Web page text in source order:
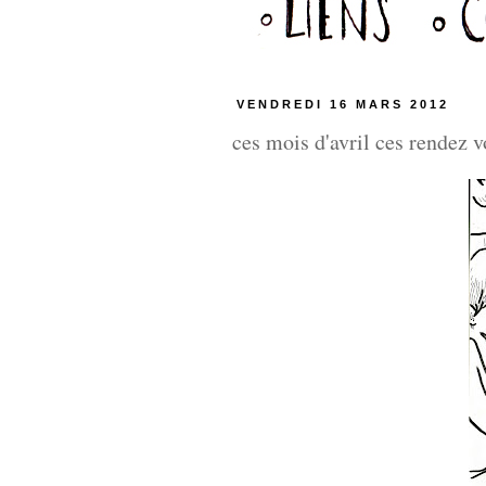
VENDREDI 16 MARS 2012
ces mois d'avril ces rendez